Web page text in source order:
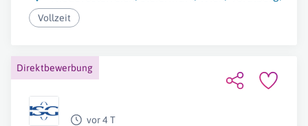
Vollzeit
Direktbewerbung
vor 4 T